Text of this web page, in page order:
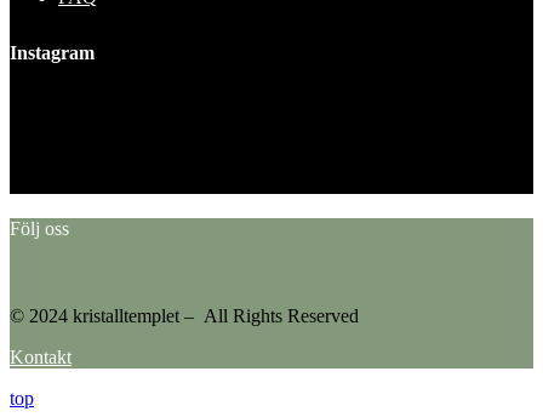
Instagram
Följ oss
© 2024 kristalltemplet – All Rights Reserved
Kontakt
top